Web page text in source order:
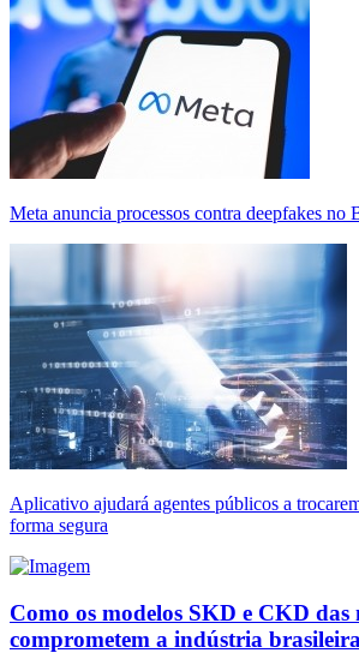
Meta anuncia processos contra deepfakes no
Aplicativo ajudará agentes públicos a
forma segura
Como os modelos SKD e CKD das
comprometem a indústria